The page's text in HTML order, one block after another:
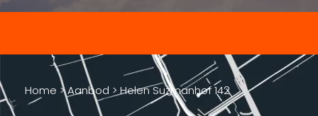
Home >Aanbod >Helen Suzmanhof 142